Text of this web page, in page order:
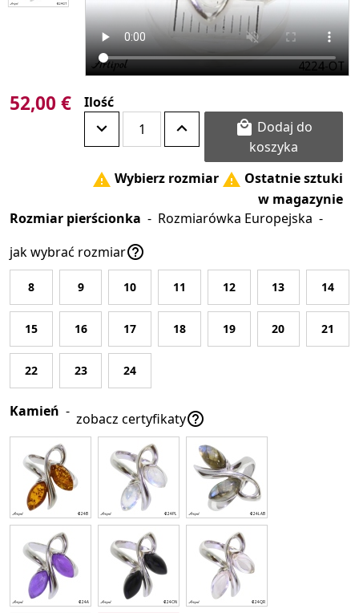
52,00 € Ilość

koszyka
 Wybierz rozmiar  Ostatnie sztuki
w magazynie
Rozmiar pierścionka - Rozmiarówka Europejska -
jak wybrać rozmiar
8 9 10 11 12 13 14
15 16 17 18 19 20 21
22 23 24
Kamień - zobacz certyfikaty